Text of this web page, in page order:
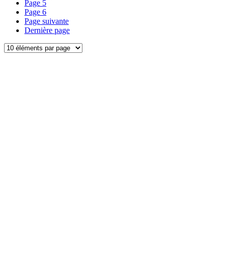
Page 5
Page 6
Page suivante
Dernière page